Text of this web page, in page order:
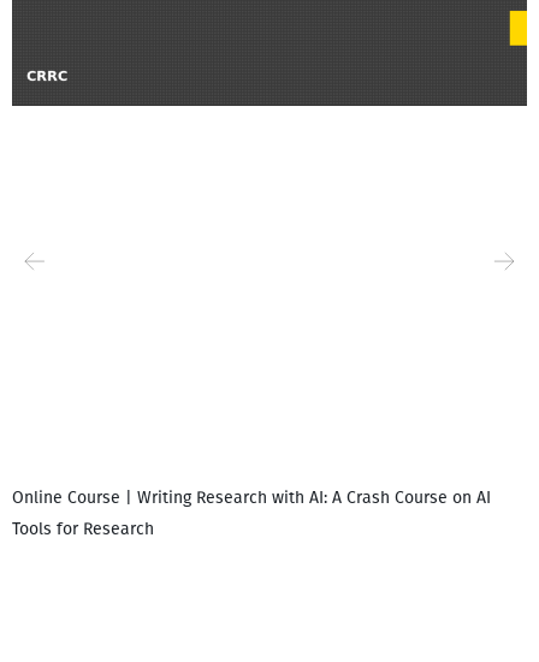
Online Course | Writing Research with AI: A Crash Course on AI
Tools for Research